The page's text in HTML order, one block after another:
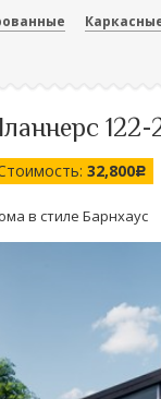
122-
32,800c
в стиле Барнхаус